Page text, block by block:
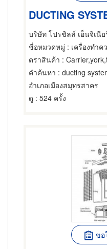
บริษัท โปรชิลล์ เอ็นจิเนีย
ชื่อหมวดหมู่ : เครื่องทำความเย็น,คู
ตราสินค้า :
คำค้นหา : ducting system
อำเภอเมืองสมุทรสาคร
ดู : 524 ครั้ง
ขอ